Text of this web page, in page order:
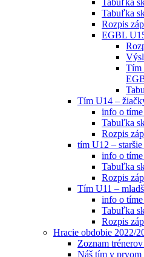
Tabuľka
Rozpis
EGBL
Tím
Tím U14 –
info o
Tabuľka
Rozpis
tím U12 –
info o
Tabuľka
Rozpis
Tím U11 –
info o
Tabuľka
Rozpis
Hracie obdobie 2022/
Zoznam
Náš tím v